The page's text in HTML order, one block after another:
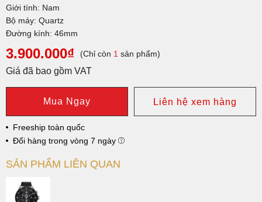
Giới tính: Nam
Bộ máy: Quartz
Đường kính: 46mm
3.900.000₫ (Chỉ còn 1 sản phẩm)
Giá đã bao gồm VAT
Mua Ngay Liên hệ xem hàng
Freeship toàn quốc
Đổi hàng trong vòng 7 ngày
SẢN PHẨM LIÊN QUAN